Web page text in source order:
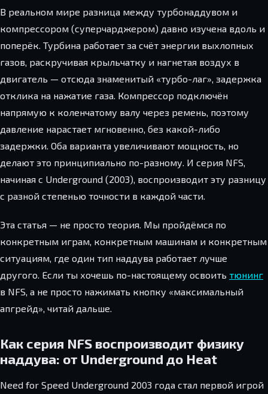
В реальном мире разница между турбонаддувом и
компрессором (суперчарджером) давно изучена вдоль и
поперёк. Турбина работает за счёт энергии выхлопных
газов, раскручивая крыльчатку и нагнетая воздух в
двигатель — отсюда знаменитый «турбо-лаг», задержка
отклика на нажатие газа. Компрессор подключён
напрямую к коленчатому валу через ремень, поэтому
давление нарастает мгновенно, без какой-либо
задержки. Оба варианта увеличивают мощность, но
делают это принципиально по-разному. И серия NFS,
начиная с Underground (2003), воспроизводит эту разницу
с разной степенью точности в каждой части.
Эта статья — не просто теория. Мы пройдёмся по
конкретным играм, конкретным машинам и конкретным
ситуациям, где один тип наддува работает лучше
другого. Если ты хочешь по-настоящему освоить тюнинг
в NFS, а не просто нажимать кнопку «максимальный
апгрейд», читай дальше.
Как серия NFS воспроизводит физику
наддува: от Underground до Heat
Need for Speed Underground 2003 года стал первой игрой